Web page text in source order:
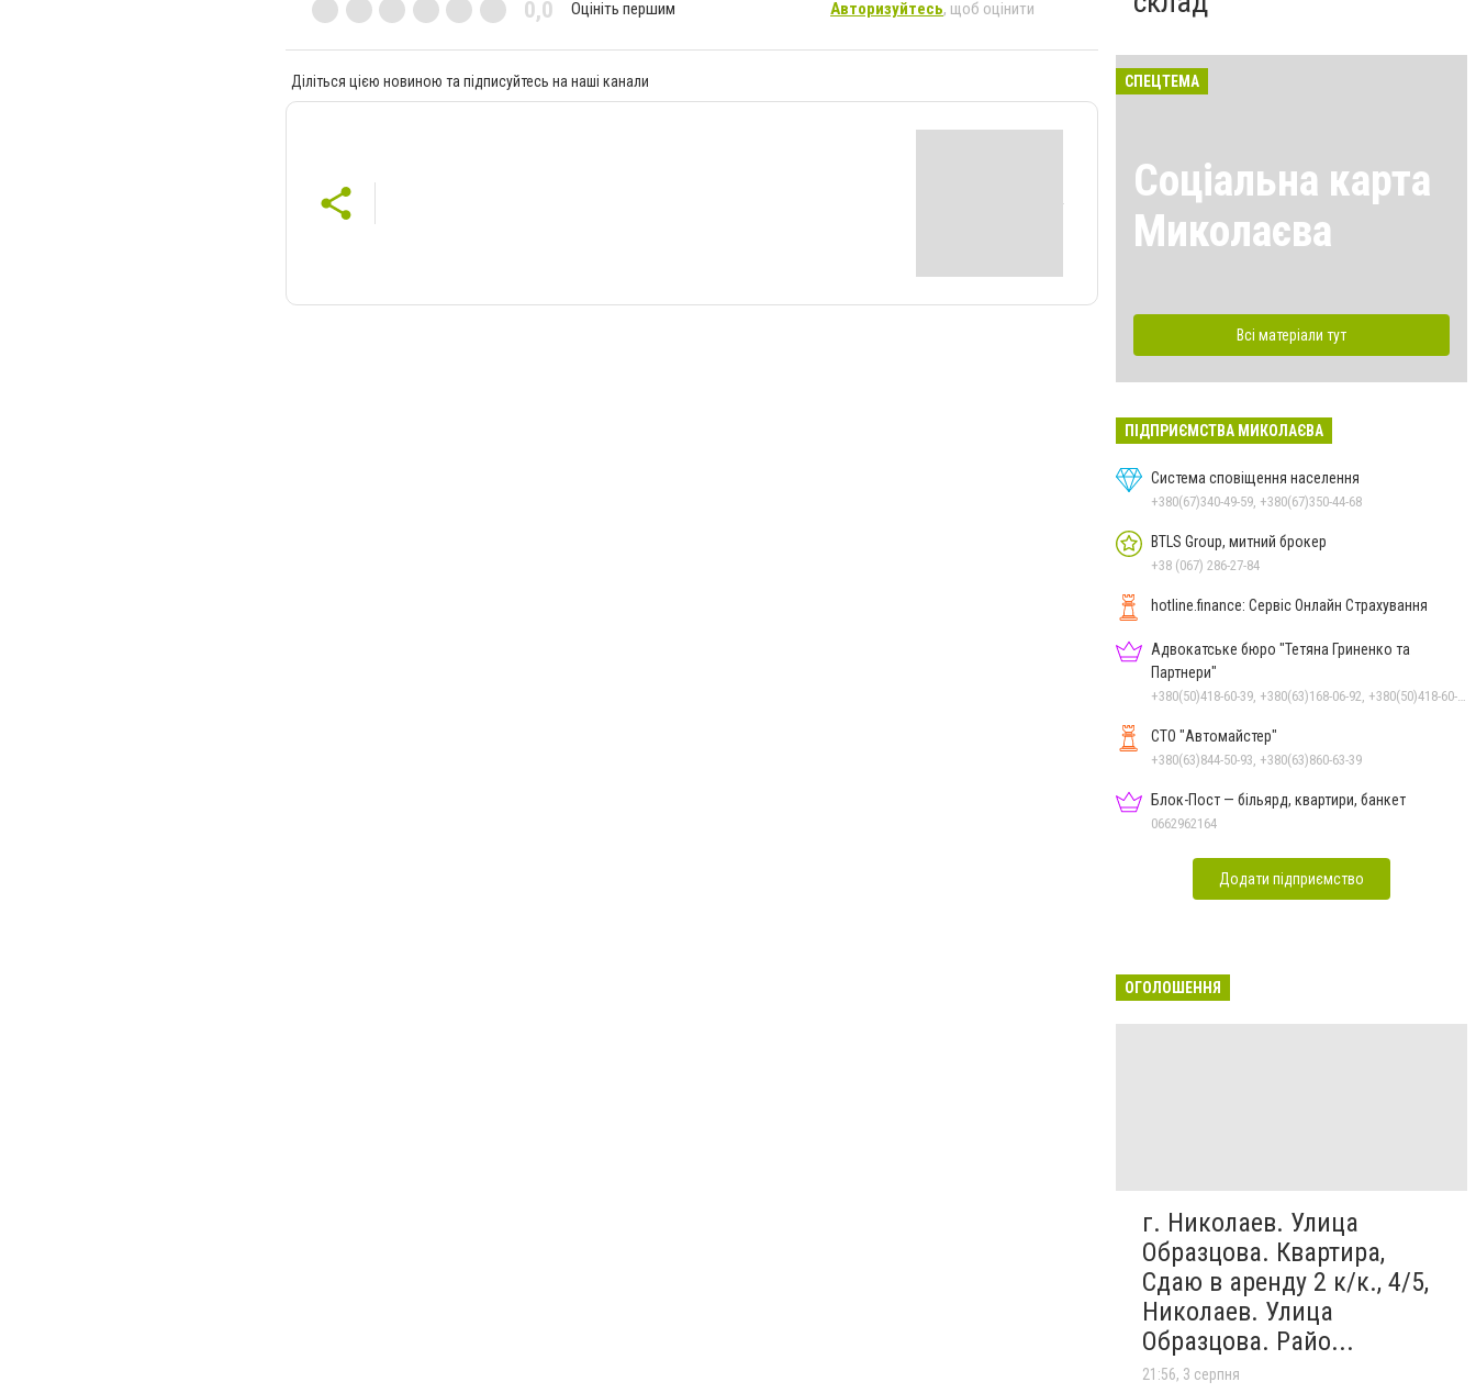
0,0 Оцініть першим Авторизуйтесь, щоб оцінити
Діліться цією новиною та підписуйтесь на наші канали СПЕЦТЕМА
Соціальна карта
Миколаєва
Всі матеріали тут
ПІДПРИЄМСТВА МИКОЛАЄВА
Система сповіщення населення
+380(67)340-49-59, +380(67)350-44-68
BTLS Group, митний брокер
+38 (067) 286-27-84
hotline.finance: Сервіс Онлайн Страхування
Адвокатське бюро "Тетяна Гриненко та
Партнери"
СТО "Автомайстер"
+380(63)844-50-93, +380(63)860-63-39
Блок-Пост — більярд, квартири, банкет
0662962164
Додати підприємство
ОГОЛОШЕННЯ
г. Николаев. Улица
Образцова. Квартира,
Сдаю в аренду 2 к/к., 4/5,
Николаев. Улица
Образцова. Райо...
21:56, 3 серпня